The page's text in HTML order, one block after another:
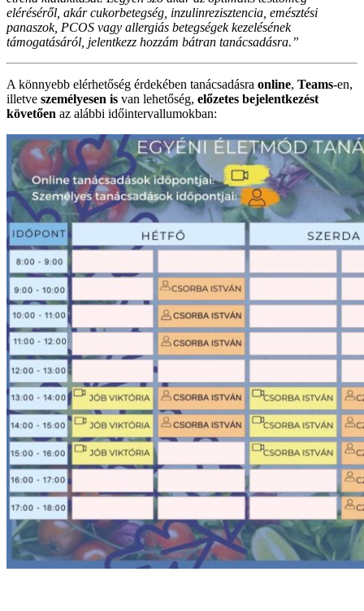
eléréséről, akár cukorbetegség, inzulinrezisztencia, emésztési
panaszok, PCOS vagy allergiás betegségek kezelésének
támogatásáról, jelentkezz hozzám bátran tanácsadásra.”
A könnyebb elérhetőség érdekében tanácsadásra online, Teams-en,
illetve személyesen is van lehetőség, előzetes bejelentkezést
követően az alábbi időintervallumokban: